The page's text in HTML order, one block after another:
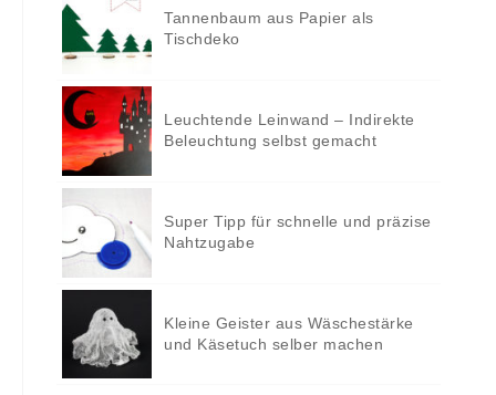
Tannenbaum aus Papier als
Tischdeko
Leuchtende Leinwand – Indirekte
Beleuchtung selbst gemacht
Super Tipp für schnelle und präzise
Nahtzugabe
Kleine Geister aus Wäschestärke
und Käsetuch selber machen